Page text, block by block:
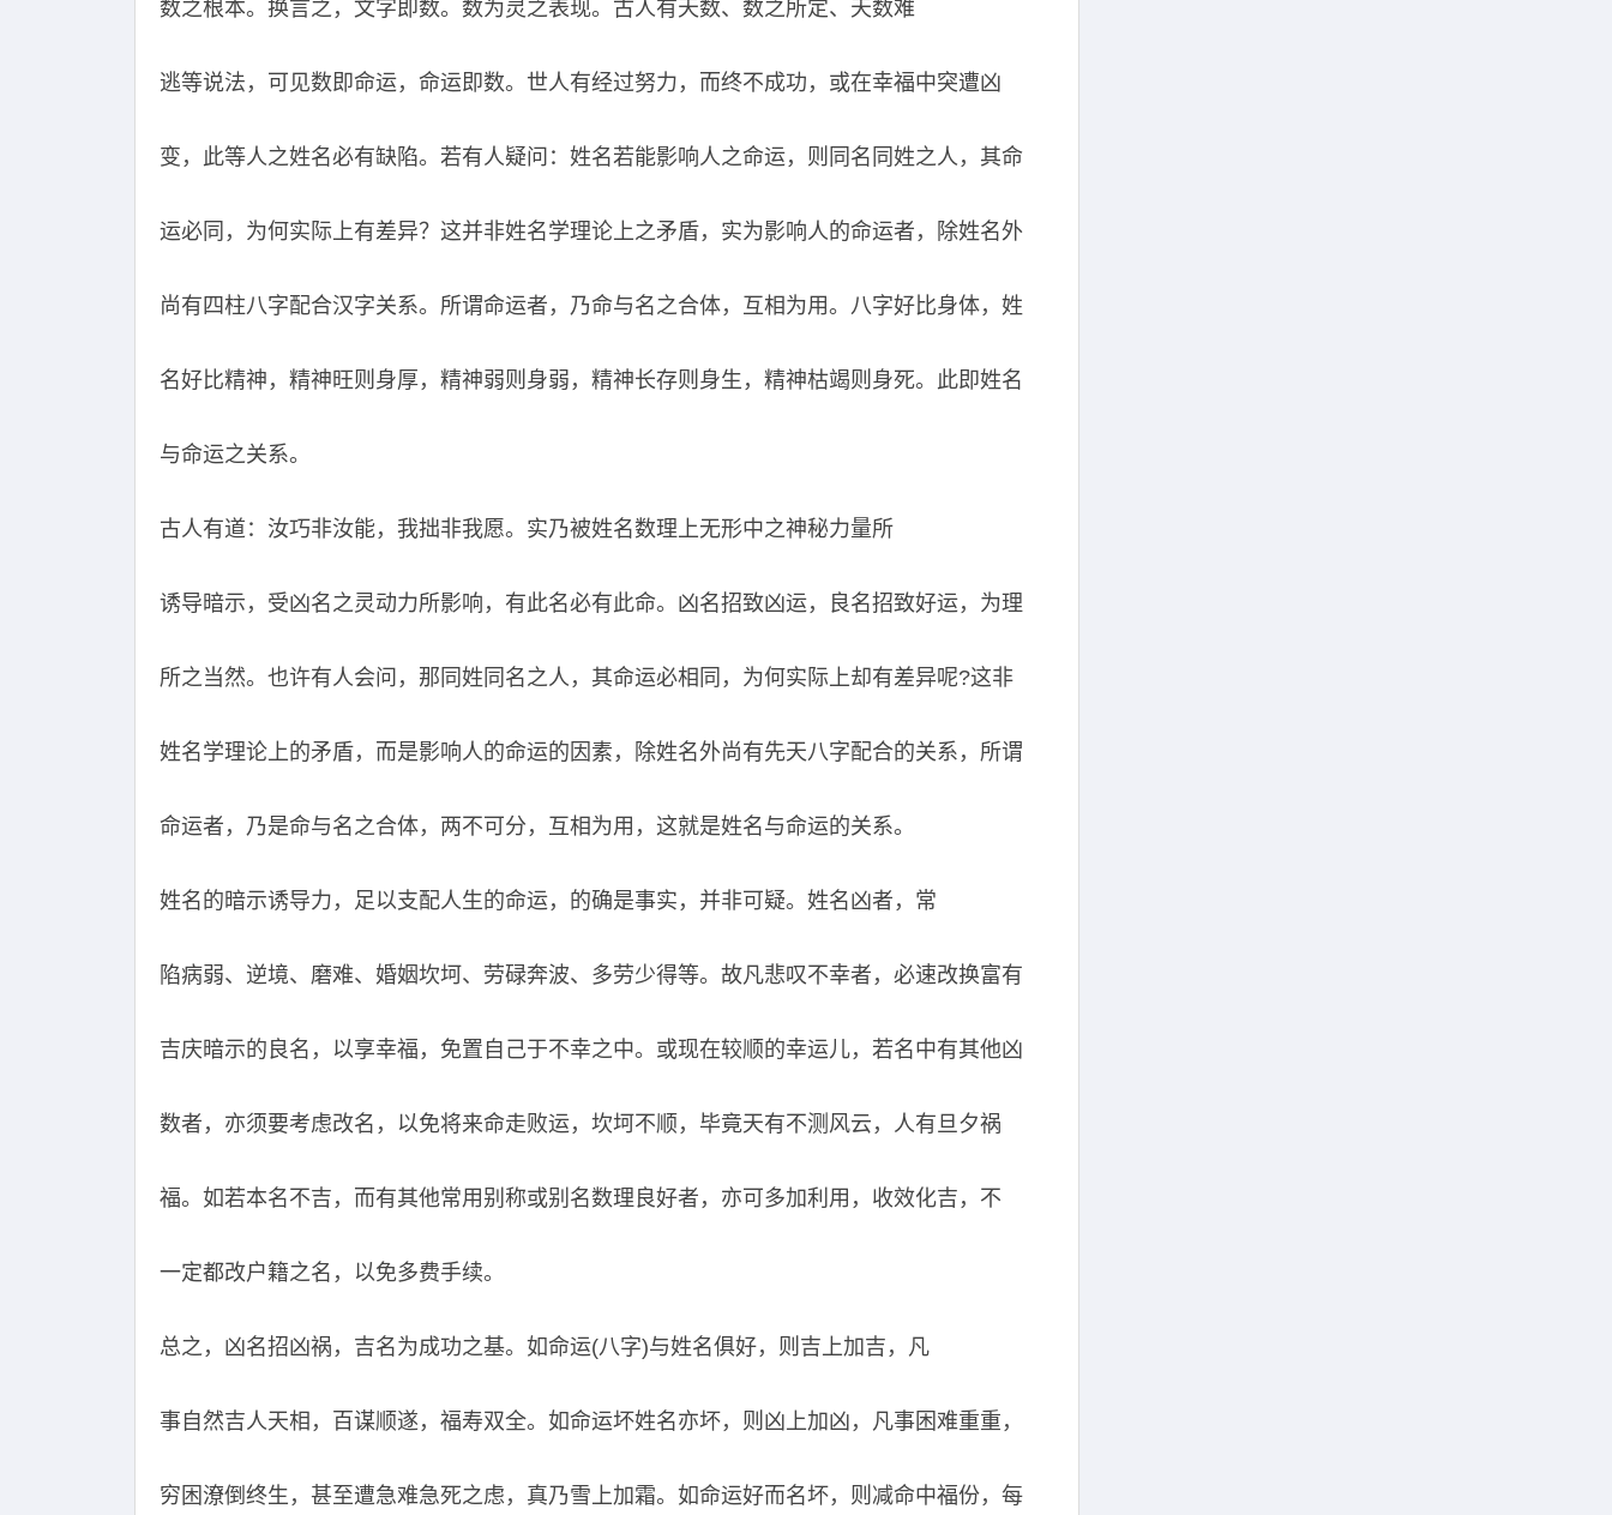
数之根本。换言之，文字即数。数为灵之表现。古人有天数、数之所定、天数难
逃等说法，可见数即命运，命运即数。世人有经过努力，而终不成功，或在幸福中突遭凶
变，此等人之姓名必有缺陷。若有人疑问：姓名若能影响人之命运，则同名同姓之人，其命
运必同，为何实际上有差异？这并非姓名学理论上之矛盾，实为影响人的命运者，除姓名外
尚有四柱八字配合汉字关系。所谓命运者，乃命与名之合体，互相为用。八字好比身体，姓
名好比精神，精神旺则身厚，精神弱则身弱，精神长存则身生，精神枯竭则身死。此即姓名
与命运之关系。
古人有道：汝巧非汝能，我拙非我愿。实乃被姓名数理上无形中之神秘力量所
诱导暗示，受凶名之灵动力所影响，有此名必有此命。凶名招致凶运，良名招致好运，为理
所之当然。也许有人会问，那同姓同名之人，其命运必相同，为何实际上却有差异呢?这非
姓名学理论上的矛盾，而是影响人的命运的因素，除姓名外尚有先天八字配合的关系，所谓
命运者，乃是命与名之合体，两不可分，互相为用，这就是姓名与命运的关系。
姓名的暗示诱导力，足以支配人生的命运，的确是事实，并非可疑。姓名凶者，常
陷病弱、逆境、磨难、婚姻坎坷、劳碌奔波、多劳少得等。故凡悲叹不幸者，必速改换富有
吉庆暗示的良名，以享幸福，免置自己于不幸之中。或现在较顺的幸运儿，若名中有其他凶
数者，亦须要考虑改名，以免将来命走败运，坎坷不顺，毕竟天有不测风云，人有旦夕祸
福。如若本名不吉，而有其他常用别称或别名数理良好者，亦可多加利用，收效化吉，不
一定都改户籍之名，以免多费手续。
总之，凶名招凶祸，吉名为成功之基。如命运(八字)与姓名俱好，则吉上加吉，凡
事自然吉人天相，百谋顺遂，福寿双全。如命运坏姓名亦坏，则凶上加凶，凡事困难重重，
穷困潦倒终生，甚至遭急难急死之虑，真乃雪上加霜。如命运好而名坏，则减命中福份，每